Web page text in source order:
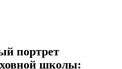
портрет
школы: